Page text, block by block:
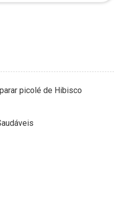
picolé de Hibisco